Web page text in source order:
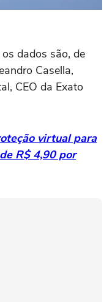
dados são, de
Casella,
CEO da Exato
virtual para
R$ 4,90 por